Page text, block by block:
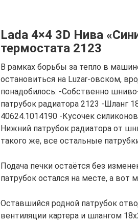
Lada 4×4 3D Нива
термостата 2123
В рамках борьбы за тепло в
остановиться на Luzar-овском,
понадобилось: -Собственно
патрубок радиатора 2123 -Шланг
40624.1014190 -Кусочек
Нижний патрубок радиатора от
такого же, все остальные
Подача печки остаётся без
патрубок остался на месте, а вот
Оставшийся родной патрубок
вентиляции картера и шлангом